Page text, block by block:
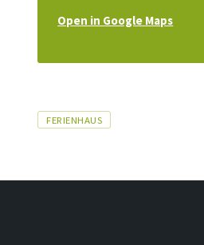
Open in Google Maps
Tags
FERIENHAUS